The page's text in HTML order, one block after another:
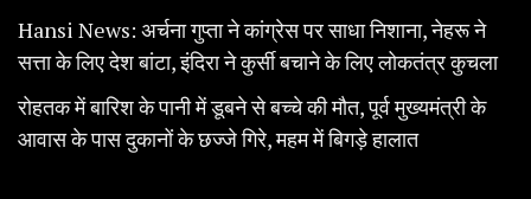
Hansi News: अर्चना गुप्ता ने कांग्रेस पर साधा निशाना, नेहरू ने
सत्ता के लिए देश बांटा, इंदिरा ने कुर्सी बचाने के लिए लोकतंत्र कुचला
रोहतक में बारिश के पानी में डूबने से बच्चे की मौत, पूर्व मुख्यमंत्री के
आवास के पास दुकानों के छज्जे गिरे, महम में बिगड़े हालात